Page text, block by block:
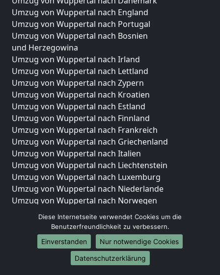
Umzug von Wuppertal nach England
Umzug von Wuppertal nach Portugal
Umzug von Wuppertal nach Bosnien
und Herzegowina
Umzug von Wuppertal nach Irland
Umzug von Wuppertal nach Lettland
Umzug von Wuppertal nach Zypern
Umzug von Wuppertal nach Kroatien
Umzug von Wuppertal nach Estland
Umzug von Wuppertal nach Finnland
Umzug von Wuppertal nach Frankreich
Umzug von Wuppertal nach Griechenland
Umzug von Wuppertal nach Italien
Umzug von Wuppertal nach Liechtenstein
Umzug von Wuppertal nach Luxemburg
Umzug von Wuppertal nach Niederlande
Umzug von Wuppertal nach Norwegen
Umzüge-Deutschlandweit
Umzug von Wuppertal nach Berlin
Umzug von Wuppertal nach Hamburg
Umzug von Wuppertal nach München
Diese Internetseite verwendet Cookies um die
Benutzerfreundlichkeit zu verbessern.
Einverstanden
Nur notwendige Cookies
Datenschutzerklärung